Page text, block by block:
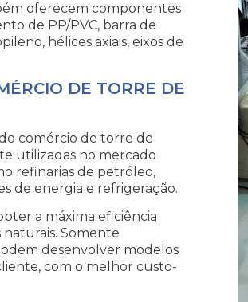
oferecem componentes
de PP/PVC, barra de
hélices axiais, eixos de
DE TORRE DE
comércio de torre de
utilizadas no mercado
refinarias de petróleo,
de energia e refrigeração.
a máxima eficiência
Somente
desenvolver modelos
com o melhor custo-